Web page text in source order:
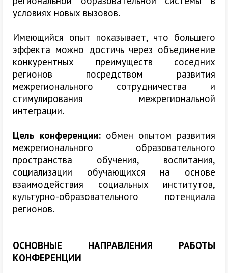
условиях новых вызовов.
Имеющийся опыт показывает, что большего
эффекта можно достичь через объединение
конкурентных преимуществ соседних
регионов посредством развития
межрегионального сотрудничества и
стимулирования межрегиональной
интеграции.
Цель конференции: обмен опытом развития
межрегионального образовательного
пространства обучения, воспитания,
социализации обучающихся на основе
взаимодействия социальных институтов,
культурно-образовательного потенциала
регионов.
ОСНОВНЫЕ НАПРАВЛЕНИЯ РАБОТЫ
КОНФЕРЕНЦИИ